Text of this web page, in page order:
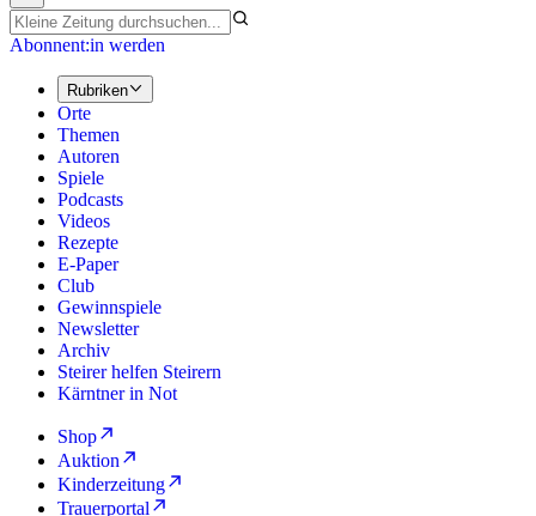
Abonnent:in werden
Rubriken
Orte
Themen
Autoren
Spiele
Podcasts
Videos
Rezepte
E-Paper
Club
Gewinnspiele
Newsletter
Archiv
Steirer helfen Steirern
Kärntner in Not
Shop
Auktion
Kinderzeitung
Trauerportal